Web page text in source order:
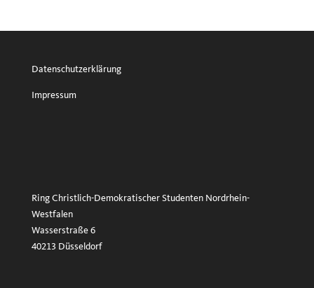
Datenschutzerklärung
Impressum
Ring Christlich-Demokratischer Studenten Nordrhein-
Westfalen
Wasserstraße 6
40213 Düsseldorf